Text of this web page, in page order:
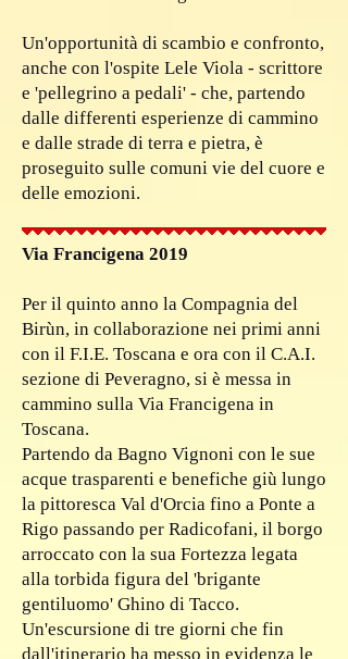
Un'opportunità di scambio e confronto,
anche con l'ospite Lele Viola - scrittore
e 'pellegrino a pedali' - che, partendo
dalle differenti esperienze di cammino
e dalle strade di terra e pietra, è
proseguito sulle comuni vie del cuore e
delle emozioni.
Via Francigena 2019
Per il quinto anno la Compagnia del
Birùn, in collaborazione nei primi anni
con il F.I.E. Toscana e ora con il C.A.I.
sezione di Peveragno, si è messa in
cammino sulla Via Francigena in
Toscana.
Partendo da Bagno Vignoni con le sue
acque trasparenti e benefiche giù lungo
la pittoresca Val d'Orcia fino a Ponte a
Rigo passando per Radicofani, il borgo
arroccato con la sua Fortezza legata
alla torbida figura del 'brigante
gentiluomo' Ghino di Tacco.
Un'escursione di tre giorni che fin
dall'itinerario ha messo in evidenza le